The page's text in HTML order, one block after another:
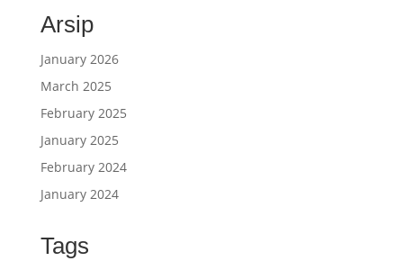
Arsip
January 2026
March 2025
February 2025
January 2025
February 2024
January 2024
Tags